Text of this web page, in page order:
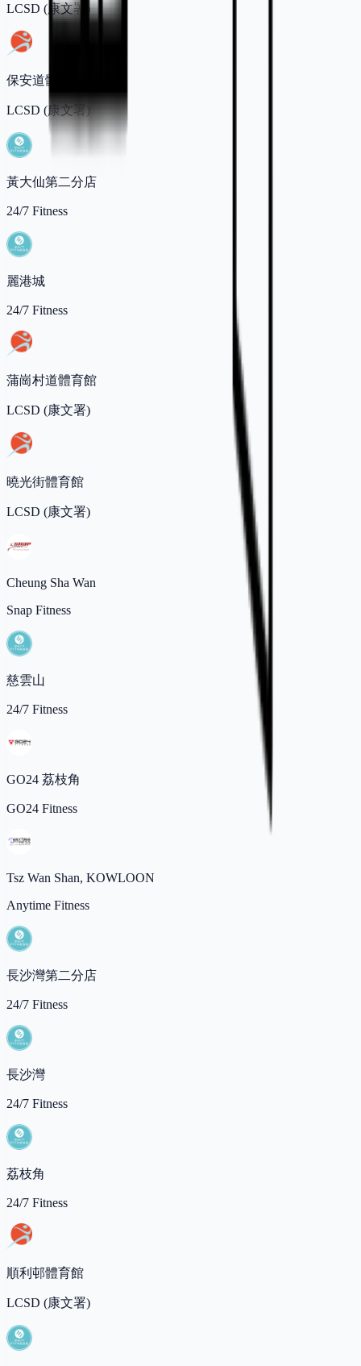
LCSD (康文署)
保安道體育館
LCSD (康文署)
黃大仙第二分店
24/7 Fitness
麗港城
24/7 Fitness
蒲崗村道體育館
LCSD (康文署)
曉光街體育館
LCSD (康文署)
Cheung Sha Wan
Snap Fitness
慈雲山
24/7 Fitness
GO24 荔枝角
GO24 Fitness
Tsz Wan Shan, KOWLOON
Anytime Fitness
長沙灣第二分店
24/7 Fitness
長沙灣
24/7 Fitness
荔枝角
24/7 Fitness
順利邨體育館
LCSD (康文署)